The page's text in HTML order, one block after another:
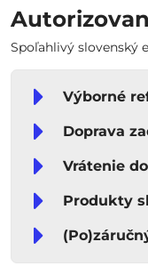
Spoľahlivý slovenský
Výborné
Doprava
Vrátenie
Produkty